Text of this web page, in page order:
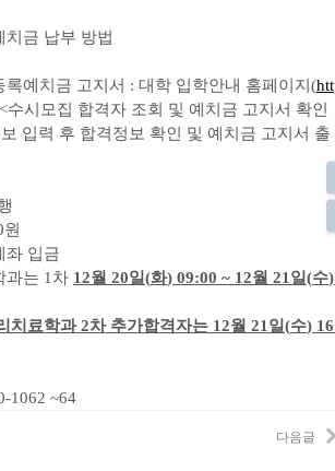
치금 납부 방법
록예치금 고지서 : 대학 입학안내 홈페이지 (
<수시모집 합격자 조회 및 예치금 고지서 확인
입력 후 합격정보 확인 및 예치금 고지서 출
원
좌 입금
과는 1차 12월 20일(화) 09:00 ~ 12월 21 일(수
치료학과 2차 추가합격자는 12월 21 일(수)
1062 ~64
다음글